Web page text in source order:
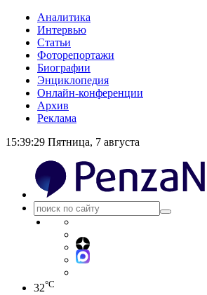
Аналитика
Интервью
Статьи
Фоторепортажи
Биографии
Энциклопедия
Онлайн-конференции
Архив
Реклама
15:39:29 Пятница, 7 августа
32°C